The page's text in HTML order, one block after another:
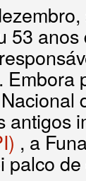
53
Embora
antigos
, a
palco